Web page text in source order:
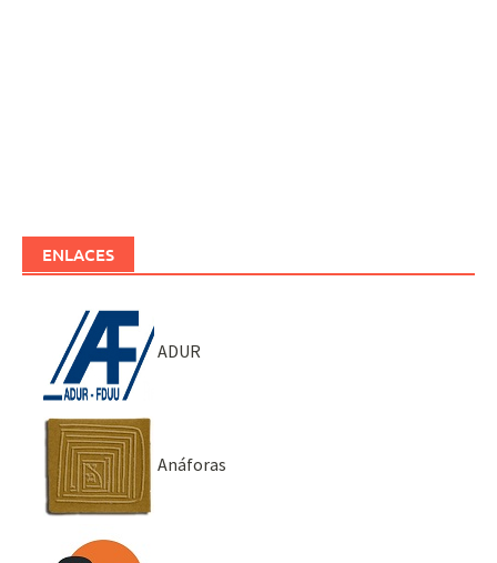
ENLACES
ADUR
Anáforas